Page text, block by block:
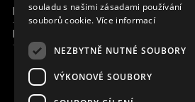
Kde pracujeme
Kontaktujte nás
souladu s našimi zásadami používání
souborů cookie. Více informací
NEZBYTNĚ NUTNÉ SOUBORY
VÝKONOVÉ SOUBORY